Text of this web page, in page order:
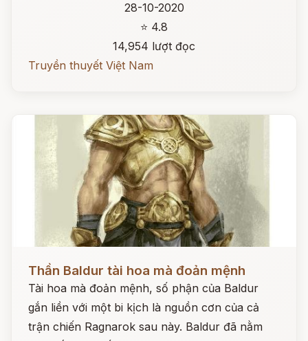
28-10-2020
⭐ 4.8
14,954 lượt đọc
Truyền thuyết Việt Nam
Đọc ngay
Thần Baldur tài hoa mà đoản mệnh
Tài hoa mà đoản mệnh, số phận của Baldur
gắn liền với một bi kịch là nguồn cơn của cả
trận chiến Ragnarok sau này. Baldur đã nằm